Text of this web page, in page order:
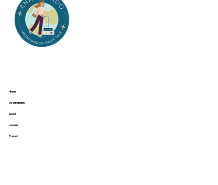
Home
Destinations
About
Journal
Contact